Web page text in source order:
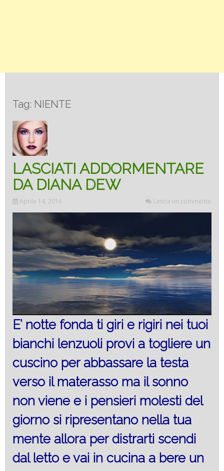
Tag: NIENTE
LASCIATI ADDORMENTARE
DA DIANA DEW
Aprile 14, 2016 Lascia un commento
E’ notte fonda ti giri e rigiri nei tuoi
bianchi lenzuoli provi a togliere un
cuscino per abbassare la testa
verso il materasso ma il sonno
non viene e i pensieri molesti del
giorno si ripresentano nella tua
mente allora per distrarti scendi
dal letto e vai in cucina a bere un